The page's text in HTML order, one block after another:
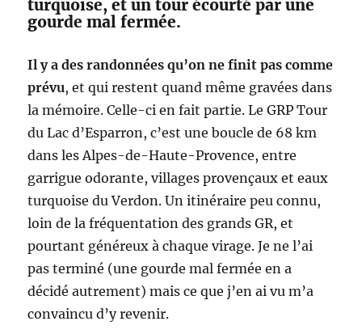
turquoise, et un tour écourté par une
gourde mal fermée.
Il y a des randonnées qu’on ne finit pas comme
prévu, et qui restent quand même gravées dans
la mémoire. Celle-ci en fait partie. Le GRP Tour
du Lac d’Esparron, c’est une boucle de 68 km
dans les Alpes-de-Haute-Provence, entre
garrigue odorante, villages provençaux et eaux
turquoise du Verdon. Un itinéraire peu connu,
loin de la fréquentation des grands GR, et
pourtant généreux à chaque virage. Je ne l’ai
pas terminé (une gourde mal fermée en a
décidé autrement) mais ce que j’en ai vu m’a
convaincu d’y revenir.